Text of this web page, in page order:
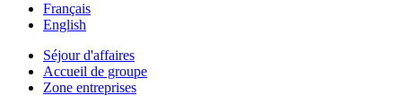
Français
English
Séjour d'affaires
Accueil de groupe
Zone entreprises